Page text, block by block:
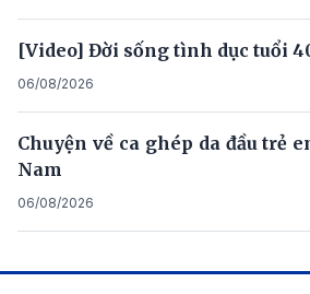
[Video] Đời sống tình dục tuổi
06/08/2026
Chuyện về ca ghép da đầu trẻ
Nam
06/08/2026